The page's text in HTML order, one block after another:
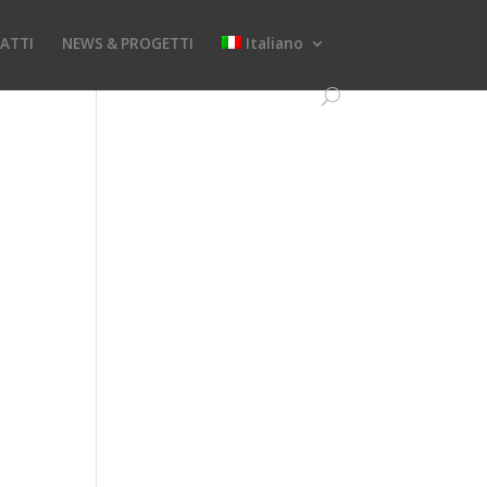
NEWS & PROGETTI Italiano